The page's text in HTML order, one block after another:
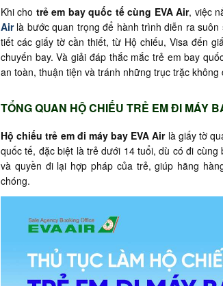
Khi cho trẻ em bay quốc tế cùng EVA Air, việc
Air là bước quan trọng để hành trình diễn ra suôn
tiết các giấy tờ cần thiết, từ Hộ chiếu, Visa đến
chuyến bay. Và giải đáp thắc mắc trẻ em bay
an toàn, thuận tiện và tránh những trục trặc không
TỔNG QUAN HỘ CHIẾU TRẺ EM ĐI MÁY
Hộ chiếu trẻ em đi máy bay EVA Airlà giấy tờ
quốc tế, đặc biệt là trẻ dưới 14 tuổi, dù có đi
và quyền đi lại hợp pháp của trẻ, giúp hãng
chóng.